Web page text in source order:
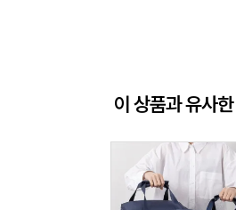
이 상품과 유사한